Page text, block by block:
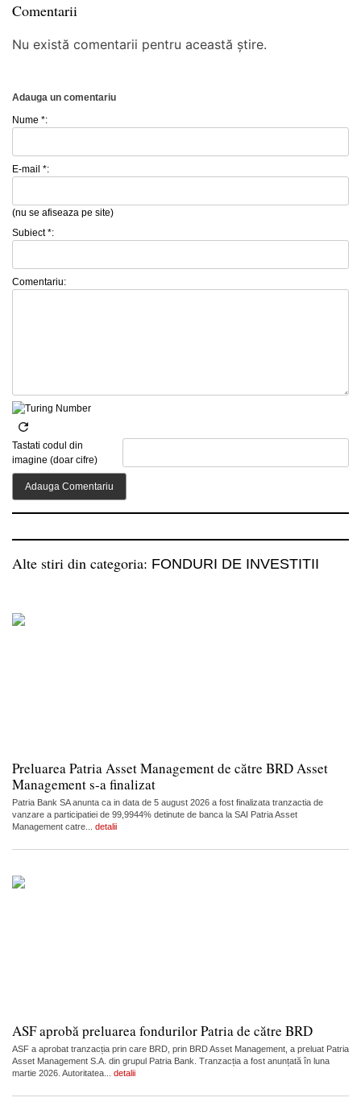
Comentarii
Nu există comentarii pentru această știre.
Adauga un comentariu
Nume *:
E-mail *:
(nu se afiseaza pe site)
Subiect *:
Comentariu:
Tastati codul din
imagine (doar cifre)
Alte stiri din categoria: FONDURI DE INVESTITII
Preluarea Patria Asset Management de către BRD Asset
Management s-a finalizat
Patria Bank SA anunta ca in data de 5 august 2026 a fost finalizata tranzactia de
vanzare a participatiei de 99,9944% detinute de banca la SAI Patria Asset
Management catre... detalii
ASF aprobă preluarea fondurilor Patria de către BRD
ASF a aprobat tranzacția prin care BRD, prin BRD Asset Management, a preluat Patria
Asset Management S.A. din grupul Patria Bank. Tranzacția a fost anunțată în luna
martie 2026. Autoritatea... detalii